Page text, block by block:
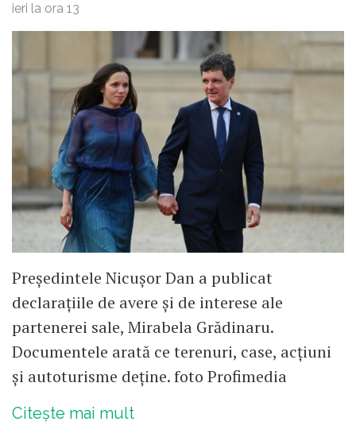
ieri la ora 13
Președintele Nicușor Dan a publicat
declarațiile de avere și de interese ale
partenerei sale, Mirabela Grădinaru.
Documentele arată ce terenuri, case, acțiuni
și autoturisme deține. foto Profimedia
Citește mai mult